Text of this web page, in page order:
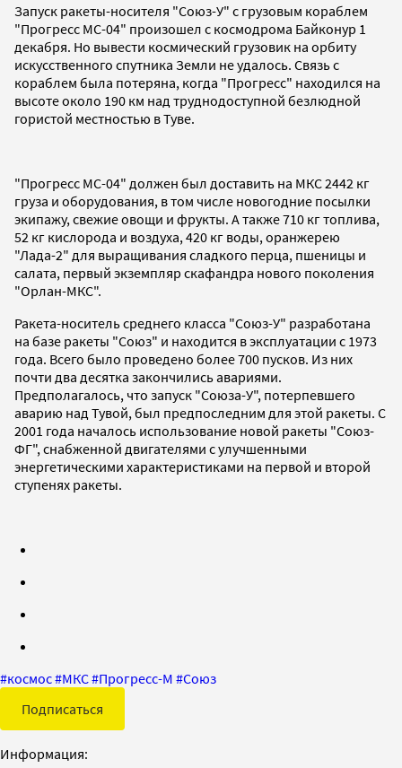
Запуск ракеты-носителя "Союз-У" с грузовым кораблем
"Прогресс МС-04" произошел с космодрома Байконур 1
декабря. Но вывести космический грузовик на орбиту
искусственного спутника Земли не удалось. Связь с
кораблем была потеряна, когда "Прогресс" находился на
высоте около 190 км над труднодоступной безлюдной
гористой местностью в Туве.
"Прогресс МС-04" должен был доставить на МКС 2442 кг
груза и оборудования, в том числе новогодние посылки
экипажу, свежие овощи и фрукты. А также 710 кг топлива,
52 кг кислорода и воздуха, 420 кг воды, оранжерею
"Лада-2" для выращивания сладкого перца, пшеницы и
салата, первый экземпляр скафандра нового поколения
"Орлан-МКС".
Ракета-носитель среднего класса "Союз-У" разработана
на базе ракеты "Союз" и находится в эксплуатации с 1973
года. Всего было проведено более 700 пусков. Из них
почти два десятка закончились авариями.
Предполагалось, что запуск "Союза-У", потерпевшего
аварию над Тувой, был предпоследним для этой ракеты. С
2001 года началось использование новой ракеты "Союз-
ФГ", снабженной двигателями с улучшенными
энергетическими характеристиками на первой и второй
ступенях ракеты.
#космос#МКС#Прогресс-М #Союз
Подписаться
Информация: